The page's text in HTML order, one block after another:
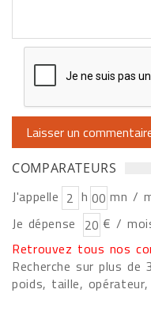
COMPARATEURS
J'appelle h
mn /
Je dépense
€ /
Retrouvez tous nos
Recherche sur plus
poids, taille, opérateur,